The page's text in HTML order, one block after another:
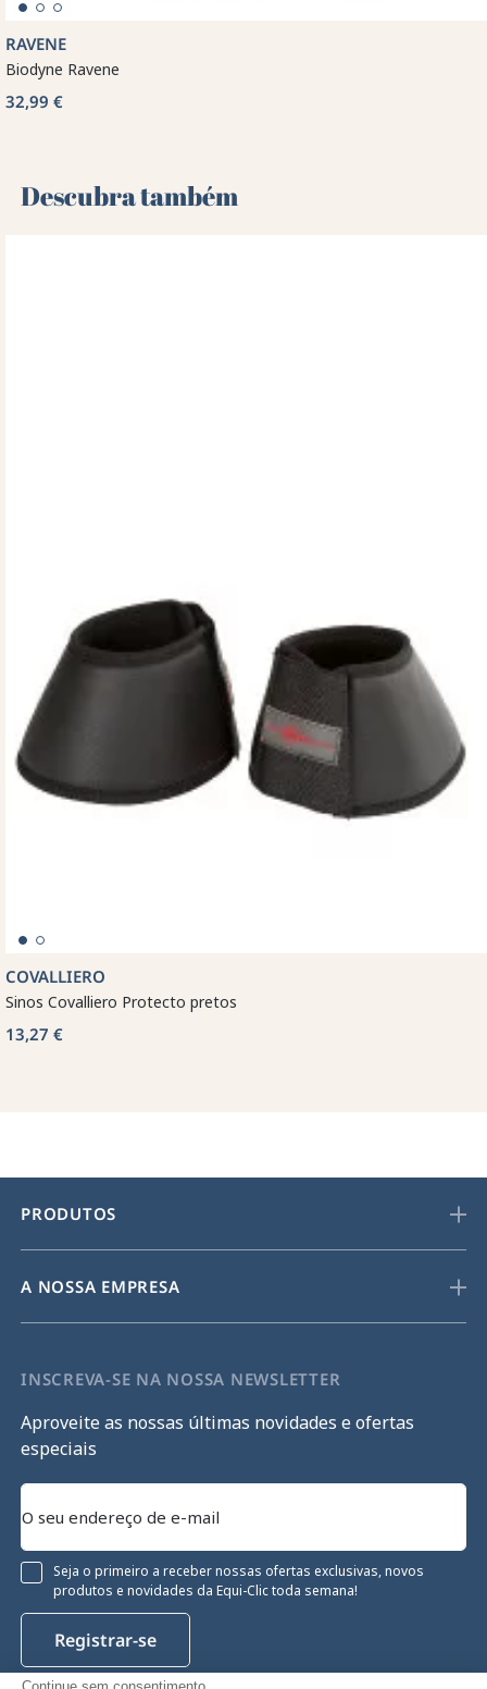
Continue sem consentimento
RAVENE
Biodyne Ravene
32,99 €
Descubra também 🌻
COVALLIERO
Sinos Covalliero Protecto pretos
13,27 €
PRODUTOS
A NOSSA EMPRESA
INSCREVA-SE NA NOSSA NEWSLETTER
Aproveite as nossas últimas novidades e ofertas
especiais
Seja o primeiro a receber nossas ofertas exclusivas, novos
produtos e novidades da Equi-Clic toda semana!
Registrar-se